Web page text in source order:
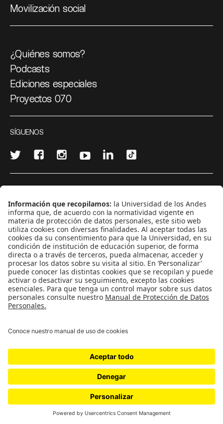
Movilización social
¿Quiénes somos?
Podcasts
Ediciones especiales
Proyectos 070
SÍGUENOS
CONTÁCTANOS
cerosetenta@uniandes.edu.co
BOGOTÁ, COLOMBIA
NEWSLETTER